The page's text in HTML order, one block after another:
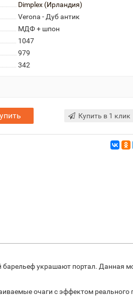
Dimplex (Ирландия)
Verona - Дуб антик
МДФ + шпон
1047
979
342
Купить в 1 клик
барельеф украшают портал. Данная
очаги с эффектом реального